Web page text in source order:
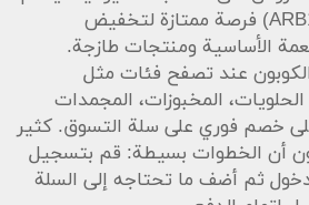
المخصصة حيث تجد معلومات
ويمكنك الضغط هنا:جاهز
العرض ومعرفة التفاصيل كاملة
الكود بفعالية
من الكود اتبع خطوات بسيطة:
مسجلاً، ستجد خيارات مثل
كود خصم بنده رمز (ARB15) فرصة ممتازة لتخفيض
الأساسية ومنتجات طازجة.
عند تصفح فئات مثل
المخبوزات، المجمدات
خصم فوري على سلة التسوق. كثير
أن الخطوات بسيطة: قم بتسجيل
ثم أضف ما تحتاجه إلى السلة